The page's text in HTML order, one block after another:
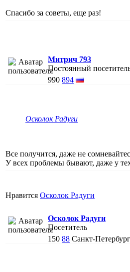
Спасибо за советы, еще раз!
Митрич 793
Постоянный
990 894
Осколок Радуги
Все получится, даже не
У всех проблемы бывают, даже у
Нравится Осколок Радуги
Осколок Радуги
Посетитель
150 88 Санкт-Петербург